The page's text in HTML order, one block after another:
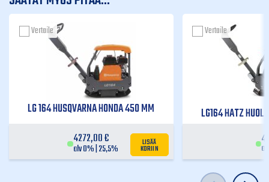
LG 164 HUSQVARNA HONDA 450 MM
4272,00€
alv 0% | 25,5%
LISÄÄ
KORIIN
Vertaile
LG164 HATZ
Vertaile